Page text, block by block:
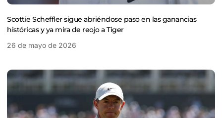
Scottie Scheffler sigue abriéndose paso en las ganancias
históricas y ya mira de reojo a Tiger
26 de mayo de 2026